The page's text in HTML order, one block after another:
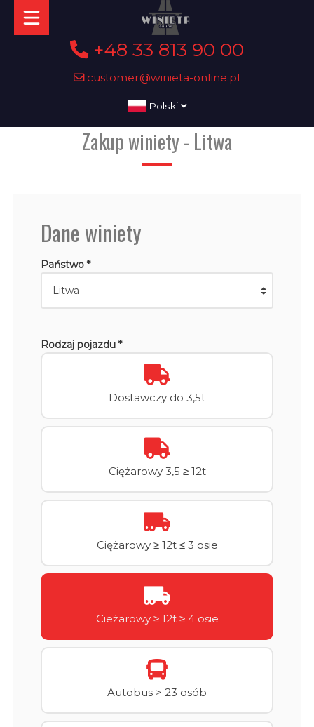
+48 33 813 90 00
customer@winieta-online.pl
Polski
Zakup winiety - Litwa
Dane winiety
Państwo *
Rodzaj pojazdu *
Dostawczy do 3,5t
Ciężarowy 3,5 ≥ 12t
Ciężarowy ≥ 12t ≤ 3 osie
Cieżarowy ≥ 12t ≥ 4 osie
Autobus > 23 osób